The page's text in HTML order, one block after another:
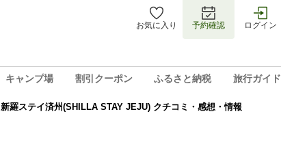
お気に入り 予約確認 ログイン
キャンプ場 割引クーポン ふるさと納税 旅行ガイド
新羅ステイ済州(SHILLA STAY JEJU) クチコミ・感想・情報